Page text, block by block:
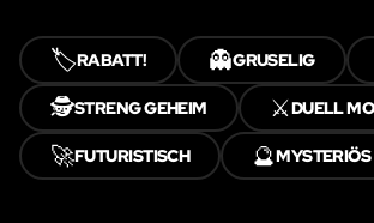
🏷️RABATT! 👻GRUSELIG
🕵️STRENG GEHEIM ⚔️DUELL
🚀FUTURISTISCH 🔮MYSTERIÖS